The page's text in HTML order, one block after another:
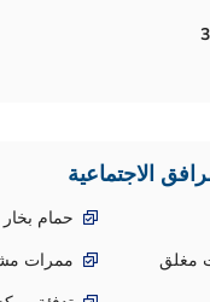
3
الاجتماعية
حمام بخار
مغلق
ممرات